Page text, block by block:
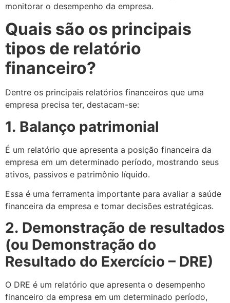
monitorar o desempenho da empresa.
Quais são os principais
tipos de relatório
financeiro?
Dentre os principais relatórios financeiros que uma
empresa precisa ter, destacam-se:
1. Balanço patrimonial
É um relatório que apresenta a posição financeira da
empresa em um determinado período, mostrando seus
ativos, passivos e patrimônio líquido.
Essa é uma ferramenta importante para avaliar a saúde
financeira da empresa e tomar decisões estratégicas.
2. Demonstração de resultados
(ou Demonstração do
Resultado do Exercício – DRE)
O DRE é um relatório que apresenta o desempenho
financeiro da empresa em um determinado período,